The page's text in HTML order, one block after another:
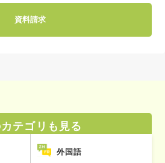
資料請求
テゴリも見る
外国語